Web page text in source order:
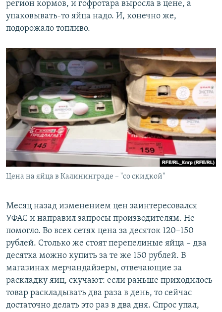
регион кормов, и гофротара выросла в цене, а
упаковывать-то яйца надо. И, конечно же,
подорожало топливо.
Цена на яйца в Калининграде – "со скидкой"
Месяц назад изменением цен заинтересовался
УФАС и направил запросы производителям. Не
помогло. Во всех сетях цена за десяток 120–150
рублей. Столько же стоят перепелиные яйца – два
десятка можно купить за те же 150 рублей. В
магазинах мерчандайзеры, отвечающие за
раскладку яиц, скучают: если раньше приходилось
товар раскладывать два раза в день, то сейчас
достаточно делать это раз в два дня. Спрос упал,